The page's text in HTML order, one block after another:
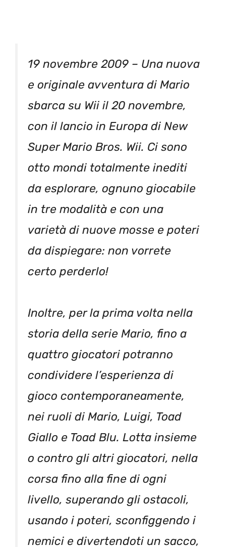
19 novembre 2009 – Una nuova
e originale avventura di Mario
sbarca su Wii il 20 novembre,
con il lancio in Europa di New
Super Mario Bros. Wii. Ci sono
otto mondi totalmente inediti
da esplorare, ognuno giocabile
in tre modalità e con una
varietà di nuove mosse e poteri
da dispiegare: non vorrete
certo perderlo!
Inoltre, per la prima volta nella
storia della serie Mario, fino a
quattro giocatori potranno
condividere l’esperienza di
gioco contemporaneamente,
nei ruoli di Mario, Luigi, Toad
Giallo e Toad Blu. Lotta insieme
o contro gli altri giocatori, nella
corsa fino alla fine di ogni
livello, superando gli ostacoli,
usando i poteri, sconfiggendo i
nemici e divertendoti un sacco,